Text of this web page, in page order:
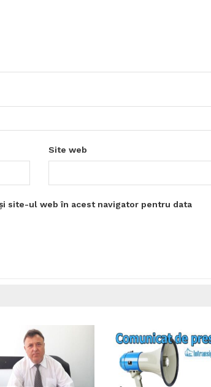
Site web
site-ul web în acest navigator pentru data